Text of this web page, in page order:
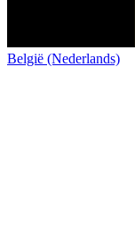
België (Nederlands)